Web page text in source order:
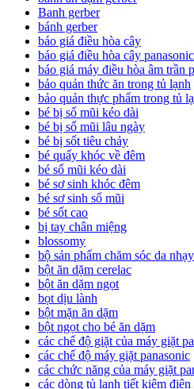
Banh gerber
bánh gerber
báo giá điều hòa cây
báo giá điều hòa cây panasonic
báo giá máy điều hòa âm trần
bảo quản thức ăn trong tủ lạnh
bảo quản thực phẩm trong tủ
bé bị sổ mũi kéo dài
bé bị sổ mũi lâu ngày
bé bị sốt tiêu chảy
bé quấy khóc về đêm
bé sổ mũi kéo dài
bé sơ sinh khóc đêm
bé sơ sinh sổ mũi
bé sốt cao
bị tay chân miệng
blossomy
bộ sản phẩm chăm sóc da
bột ăn dặm cerelac
bột ăn dặm ngọt
bọt dịu lành
bột mặn ăn dặm
bột ngọt cho bé ăn dặm
các chế độ giặt của máy giặt
các chế độ máy giặt panasonic
các chức năng của máy giặt
các dòng tủ lạnh tiết kiệm điện